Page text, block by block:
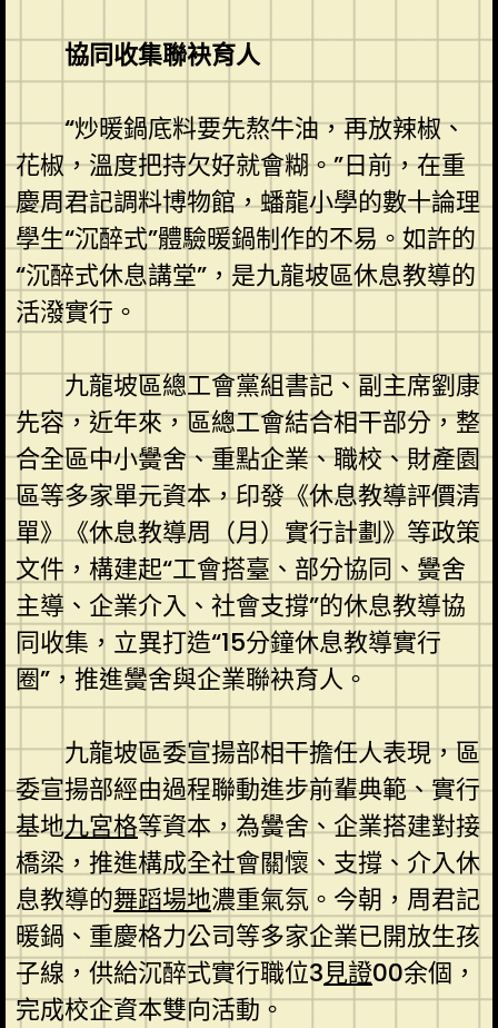
協同收集聯袂育人
“炒暖鍋底料要先熬牛油，再放辣椒、
花椒，溫度把持欠好就會糊。”日前，在重
慶周君記調料博物館，蟠龍小學的數十論理
學生“沉醉式”體驗暖鍋制作的不易。如許的
“沉醉式休息講堂”，是九龍坡區休息教導的
活潑實行。
九龍坡區總工會黨組書記、副主席劉康
先容，近年來，區總工會結合相干部分，整
合全區中小黌舍、重點企業、職校、財產園
區等多家單元資本，印發《休息教導評價清
單》《休息教導周（月）實行計劃》等政策
文件，構建起“工會搭臺、部分協同、黌舍
主導、企業介入、社會支撐”的休息教導協
同收集，立異打造“15分鐘休息教導實行
圈”，推進黌舍與企業聯袂育人。
九龍坡區委宣揚部相干擔任人表現，區
委宣揚部經由過程聯動進步前輩典範、實行
基地九宮格等資本，為黌舍、企業搭建對接
橋梁，推進構成全社會關懷、支撐、介入休
息教導的舞蹈場地濃重氣氛。今朝，周君記
暖鍋、重慶格力公司等多家企業已開放生孩
子線，供給沉醉式實行職位3見證00余個，
完成校企資本雙向活動。